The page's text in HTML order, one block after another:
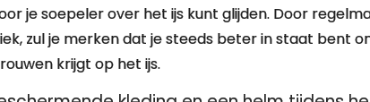
je soepeler over het ijs kunt glijden. Door
zul je merken dat je steeds beter in staat bent
krijgt op het ijs.